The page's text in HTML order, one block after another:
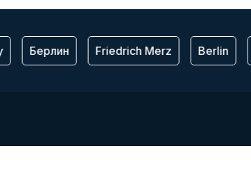
Берлин Friedrich Merz Berlin